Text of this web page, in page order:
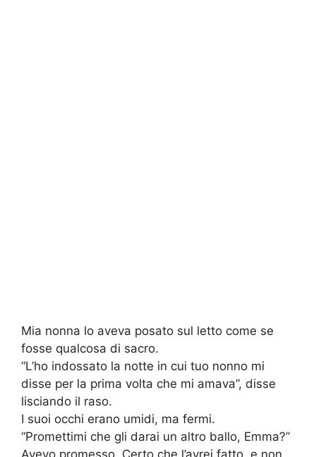
Mia nonna lo aveva posato sul letto come se
fosse qualcosa di sacro.
“L’ho indossato la notte in cui tuo nonno mi
disse per la prima volta che mi amava”, disse
lisciando il raso.
I suoi occhi erano umidi, ma fermi.
“Promettimi che gli darai un altro ballo, Emma?”